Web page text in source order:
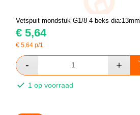
Vetspuit mondstuk G1/8 4-beks dia:13mm
€ 5,64
€5,64 p/1
1 op voorraad